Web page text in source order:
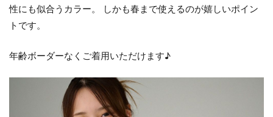
性にも似合うカラー。 しかも春まで使えるのが嬉しいポイン
トです。
年齢ボーダーなくご着用いただけます♪